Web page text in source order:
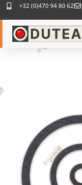
+32 (0)470 94 80 62